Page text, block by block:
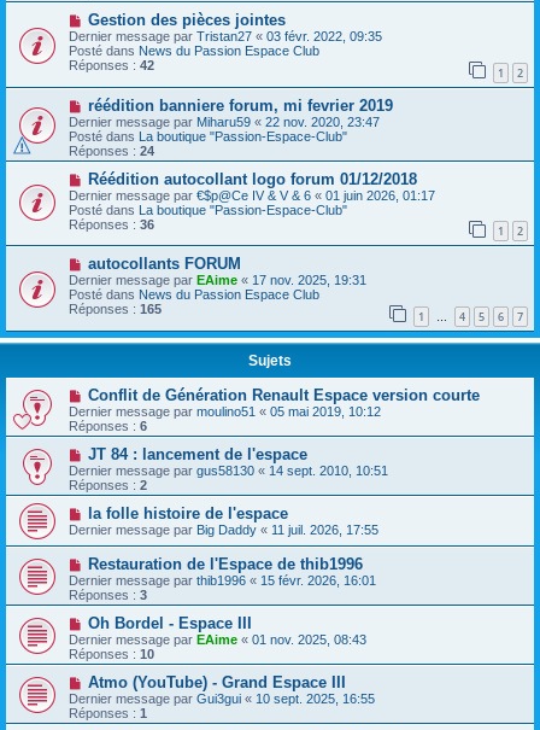
Gestion des pièces jointes
Dernier message par Tristan27 « 03 févr. 2022, 09:35
Posté dans News du Passion Espace Club
Réponses : 42 1 2
réédition banniere forum, mi fevrier 2019
Dernier message par Miharu59 « 22 nov. 2020, 23:47
Posté dans La boutique "Passion-Espace-Club"
Réponses : 24
Réédition autocollant logo forum 01/12/2018
Dernier message par €$p@Ce IV & V & 6 « 01 juin 2026, 01:17
Posté dans La boutique "Passion-Espace-Club"
Réponses : 36 1 2
autocollants FORUM
Dernier message par EAime « 17 nov. 2025, 19:31
Posté dans News du Passion Espace Club
Réponses : 165 1 … 4 5 6 7
Sujets
Conflit de Génération Renault Espace version courte
Dernier message par moulino51 « 05 mai 2019, 10:12
Réponses : 6
JT 84 : lancement de l'espace
Dernier message par gus58130 « 14 sept. 2010, 10:51
Réponses : 2
la folle histoire de l'espace
Dernier message par Big Daddy « 11 juil. 2026, 17:55
Restauration de l'Espace de thib1996
Dernier message par thib1996 « 15 févr. 2026, 16:01
Réponses : 3
Oh Bordel - Espace III
Dernier message par EAime « 01 nov. 2025, 08:43
Réponses : 10
Atmo (YouTube) - Grand Espace III
Dernier message par Gui3gui « 10 sept. 2025, 16:55
Réponses : 1